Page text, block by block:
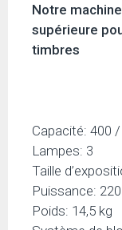
Notre
supérieure
timbres
Capacité: 400
Lampes: 3
Taille
Puissance:
Poids: 14,5 kg